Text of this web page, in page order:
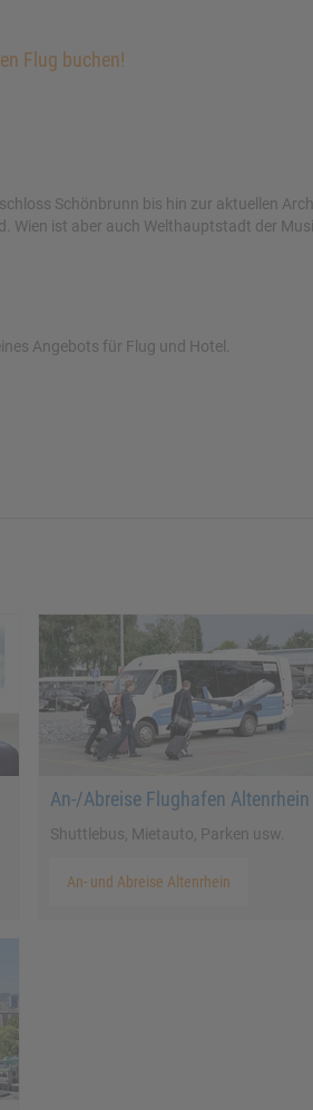
Flug buchen!
Schönbrunn bis hin zur aktuellen
ist aber auch Welthauptstadt der
Angebots für Flug und Hotel.
An-/Abreise Flughafen Altenrhein
Shuttlebus, Mietauto, Parken usw.
An- und Abreise Altenrhein